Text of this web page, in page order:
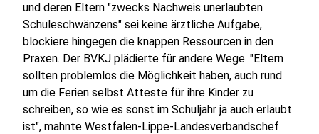
und deren Eltern "zwecks Nachweis unerlaubten
Schuleschwänzens" sei keine ärztliche Aufgabe,
blockiere hingegen die knappen Ressourcen in den
Praxen. Der BVKJ plädierte für andere Wege. "Eltern
sollten problemlos die Möglichkeit haben, auch rund
um die Ferien selbst Atteste für ihre Kinder zu
schreiben, so wie es sonst im Schuljahr ja auch erlaubt
ist", mahnte Westfalen-Lippe-Landesverbandschef